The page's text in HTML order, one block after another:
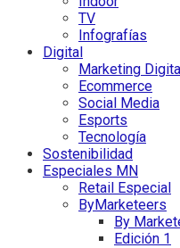
TV
Infografías
Digital
Marketing
Ecommerce
Social Media
Esports
Tecnología
Sostenibilidad
Especiales MN
Retail Especial
ByMarketeers
By
Edición 1